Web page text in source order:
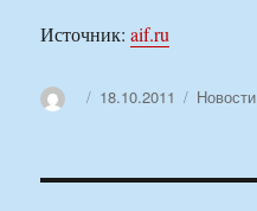
Источник:aif.ru
АвторОпубликовано
18.10.2011 Рубрики
Новости